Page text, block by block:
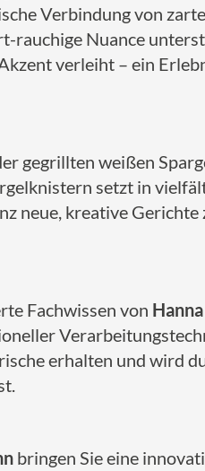
Verbindung von
rauchige Nuance
verleiht – ein
gegrillten weißen
setzt in
neue, kreative
Fachwissen von
erhalten und wird
bringen Sie eine